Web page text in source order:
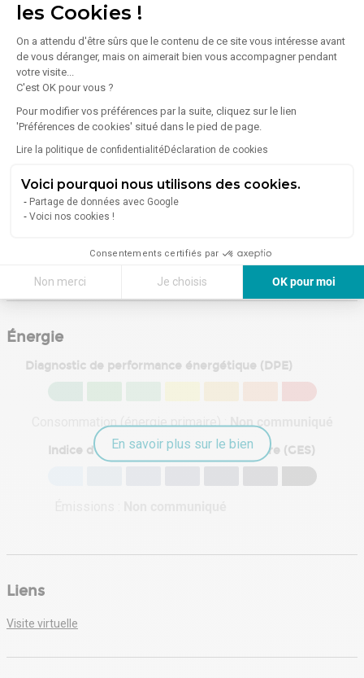
les Cookies !
On a attendu d'être sûrs que le contenu de ce site vous intéresse avant
de vous déranger, mais on aimerait bien vous accompagner pendant
votre visite...
C'est OK pour vous ?
Pour modifier vos préférences par la suite, cliquez sur le lien
'Préférences de cookies' situé dans le pied de page.
Lire la politique de confidentialitéDéclaration de cookies
Voici pourquoi nous utilisons des cookies.
Partage de données avec Google
Voici nos cookies !
Consentements certifiés par
Non merci Je choisis
OK pour moi
Notre plateforme vous permet d'adapter et de gérer vos paramètres
À proximité (moins de 300 m)
Enseignement
1 Lycée
1 École
Alimentation
Supermarchés
Santé
2 Pharmacies /
Parapharmacies
En savoir plus sur le quartier
Énergie
Diagnostic de performance énergétique (DPE)
Consommation (énergie primaire) :Non communiqué
Indice d'émission de gaz à effet de serre (GES)
En savoir plus sur le bien
Liens
Visite virtuelle